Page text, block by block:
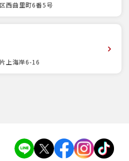
西曲里町6番5号
上海岸6-16